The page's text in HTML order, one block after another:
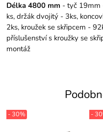
Délka 4800 mm - tyč 19mm
ks, držák dvojitý - 3ks,
2ks, kroužek se skřipcem -
příslušenství s kroužky se
montáž
- 30% -